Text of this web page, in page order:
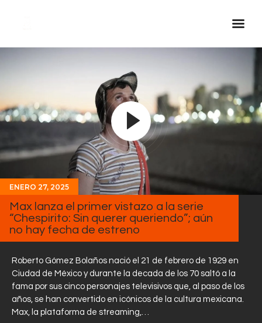
Inicio Real FM
Streaming
En Vivo
Descarga La APP
Programas
Noticias
Equipo
Sobre Nosotros
Contactos
ENERO 27, 2025
Max lanza el primer vistazo a la serie
“Chespirito: Sin querer queriendo”; aún
no hay fecha de estreno
Roberto Gómez Bolaños nació el 21 de febrero de 1929 en
Ciudad de México y durante la decada de los 70 saltó a la
fama por sus cinco personajes televisivos que, al paso de los
años, se han convertido en icónicos de la cultura mexicana.
Max, la plataforma de streaming,…